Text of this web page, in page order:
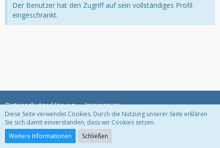
Der Benutzer hat den Zugriff auf sein vollständiges Profil
eingeschränkt.
Datenschutzerklärung Impressum
Community-Software:
Diese Seite verwendet Cookies. Durch die Nutzung unserer Seite erklären
Sie sich damit einverstanden, dass wir Cookies setzen.
Weitere Informationen
Schließen